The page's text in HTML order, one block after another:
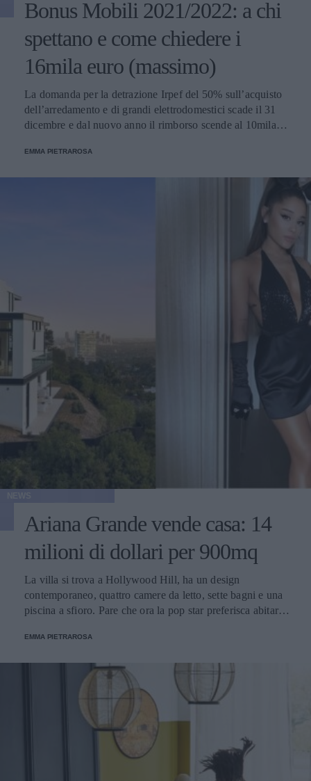
Bonus Mobili 2021/2022: a chi
spettano e come chiedere i
16mila euro (massimo)
La domanda per la detrazione Irpef del 50% sull’acquisto
dell’arredamento e di grandi elettrodomestici scade il 31
dicembre e dal nuovo anno il rimborso scende al 10mila
agevolazioni.
EMMA PIETRAROSA
Ariana Grande vende casa: 14
milioni di dollari per 900mq
La villa si trova a Hollywood Hill, ha un design
contemporaneo, quattro camere da letto, sette bagni e una
piscina a sfioro. Pare che ora la pop star preferisca abitare
quartiere.
EMMA PIETRAROSA